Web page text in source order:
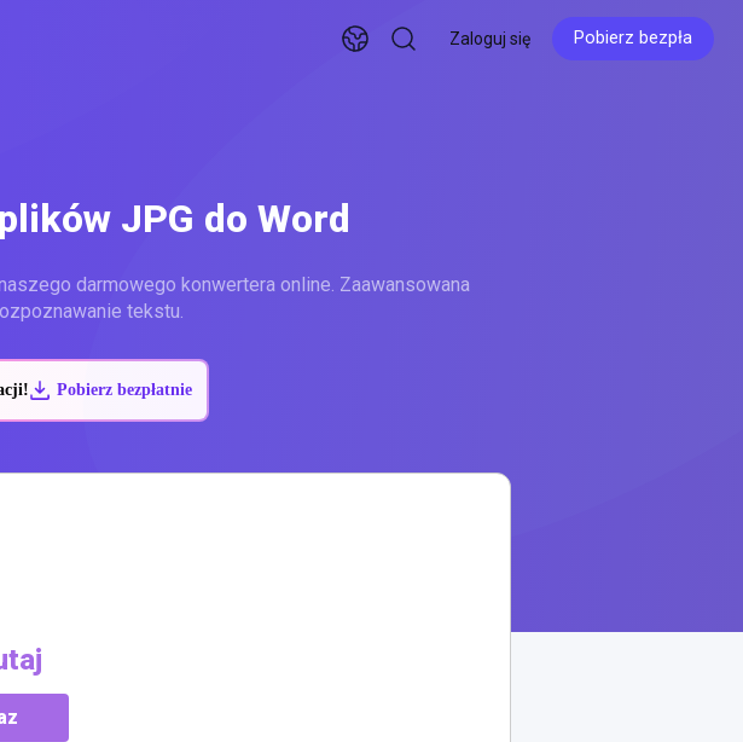
JPG do Word
darmowego konwertera online. Zaawansowana
tekstu.
Pobierz bezpłatnie
Zaloguj się
Pobierz bezpłatnie
Pobierz bezpłatnie